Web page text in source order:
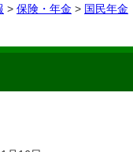
> 保険・年金 > 国民年金